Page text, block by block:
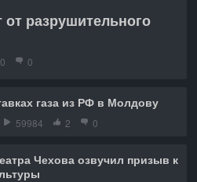
от разрушительного
0 0
газа из РФ в Молдову
59984 2 0
Чехова озвучил призыв к